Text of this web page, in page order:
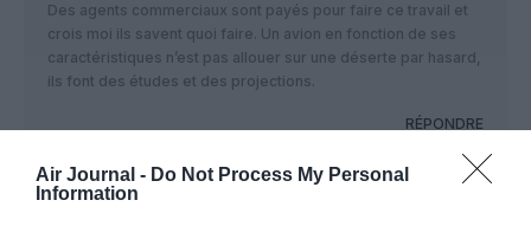
Air Journal - Do Not Process My Personal
Information
Des agents commerciaux sont payés pour faire ce travail et
crois moi ils savent quoi faire. Un avion en fonction de ses
caractéristiques n’est pas allouer sur une déserte par hasard,
ils font des études et des projections.
RÉPONDRE